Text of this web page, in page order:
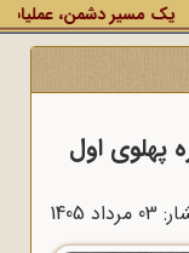
یک مسیر دشمن، عملیات
پهلوی اول
1405